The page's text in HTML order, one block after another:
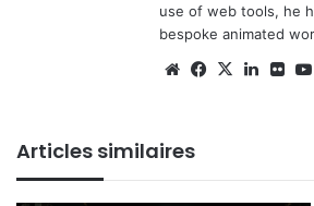
use of web tools, he
bespoke animated
We Fa
X
Lin Fli
Articles similaires